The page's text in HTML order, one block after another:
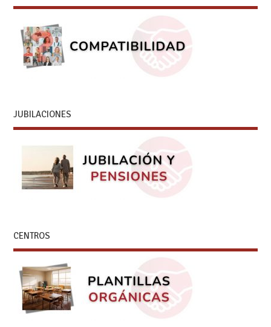
JUBILACIONES
CENTROS